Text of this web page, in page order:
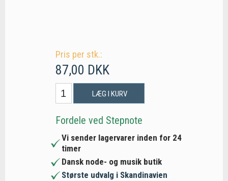
Pris per stk.:
87,00 DKK
LÆG I KURV
Fordele ved Stepnote
Vi sender lagervarer inden for 24
timer
Dansk node- og musik butik
Største udvalg i Skandinavien